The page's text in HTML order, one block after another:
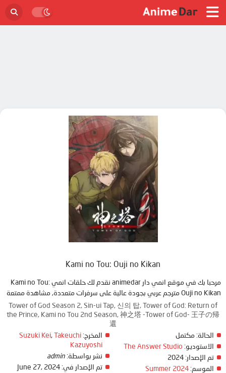
Kami no Tou: Ouji no Kikan
مرحبا بك في موقع انمي دار animedar نقدم لك حلقات انمي Kami no Tou:
Ouji no Kikan مترجم عربي بجودة عالية على سرفرات متعددة, مشاهدة ممتعة
Tower of God Season 2, Sin-ui Tap, 신의 탑, Tower of God: Return of
the Prince, Kami no Tou 2nd Season, 神之塔 -Tower of God- 王子の帰
還
الحالة: مكتمل
الاستوديو: The Answer Studio
تم الإصدار:
الموسم: Summer 2024
المخرج: Suzuki Kei,
Takeuchi
Kazuyoshi
نشر بواسطة: admin
تم الإصدار في: June 27, 2024